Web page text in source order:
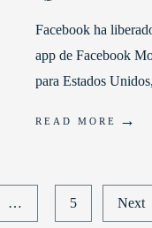
Facebook ha
app de Facebook
para Estados Unidos,
READ MORE →
… 5 Next